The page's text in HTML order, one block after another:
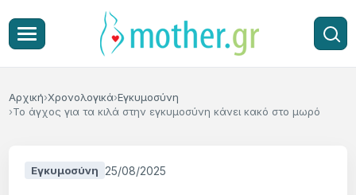
Αρχική Χρονολογικά Εγκυμοσύνη
To άγχος για τα κιλά στην εγκυμοσύνη κάνει κακό στο μωρό
Εγκυμοσύνη 25/08/2025